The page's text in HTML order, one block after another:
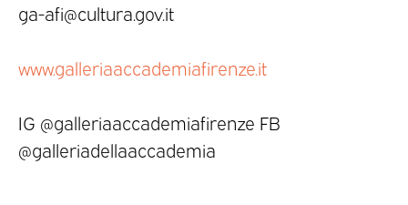
ga-afi@cultura.gov.it
www.galleriaaccademiafirenze.it
IG @galleriaaccademiafirenze FB
@galleriadellaaccademia